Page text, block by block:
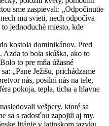
sme zaspievali: „Odpočinutie
mu svieti, nech odpočíva
jednoduché miesto, kde
kostola dominikánov. Pred
to bola skúška, ako to
to pre mňa úžasné
„Pane Ježišu, prichádzame
nás, posilni nás na tele,
pokoja, tepla, ticha a hlavne
vešpery, ktoré sa
sa s radosťou zapojili aj my.